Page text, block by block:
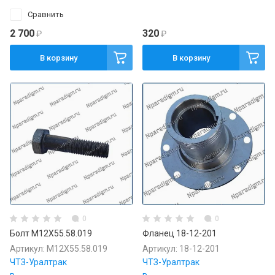
Сравнить
2 700₽
В корзину
320₽
В корзину
0
Болт М12Х55.58.019
Артикул: М12Х55.58.019
ЧТЗ-Уралтрак
0
Фланец 18-12-201
Артикул: 18-12-201
ЧТЗ-Уралтрак